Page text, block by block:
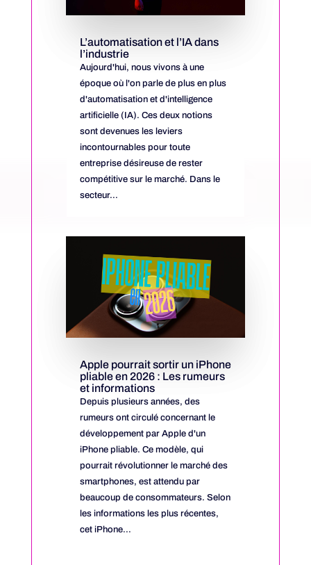
L’automatisation et l’IA dans
l’industrie
Aujourd'hui, nous vivons à une
époque où l'on parle de plus en plus
d'automatisation et d'intelligence
artificielle (IA). Ces deux notions
sont devenues les leviers
incontournables pour toute
entreprise désireuse de rester
compétitive sur le marché. Dans le
secteur...
Apple pourrait sortir un iPhone
pliable en 2026 : Les rumeurs
et informations
Depuis plusieurs années, des
rumeurs ont circulé concernant le
développement par Apple d'un
iPhone pliable. Ce modèle, qui
pourrait révolutionner le marché des
smartphones, est attendu par
beaucoup de consommateurs. Selon
les informations les plus récentes,
cet iPhone...